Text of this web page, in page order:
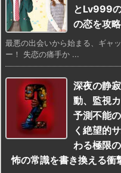
とLv999
の恋を攻
最悪の出会いから始まる、ギャ
ー！ 失恋の痛手か ...
深夜の静
動、監視
予測不能
く絶望的
わる極限
怖の常識を書き換える衝